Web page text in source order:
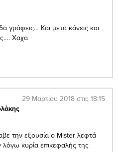
γράφεις… Και μετά κάνεις και
Χαχα
29 Μαρτίου 2018 στις 18:15
την εξουσία ο Mister λεφτά
κυρία επικεφαλής της